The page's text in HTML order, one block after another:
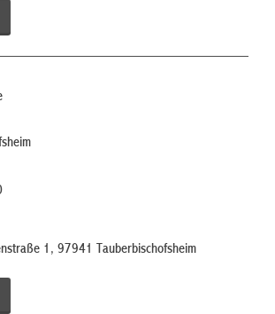
1, 97941 Tauberbischofsheim